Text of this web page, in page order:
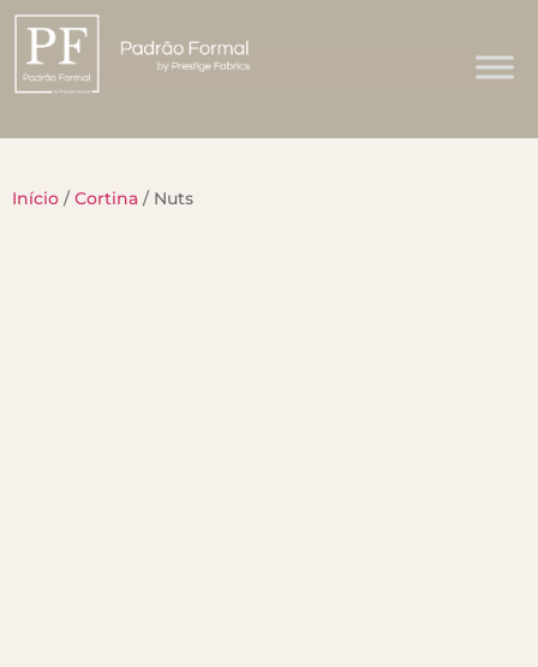
Início /Cortina / Nuts